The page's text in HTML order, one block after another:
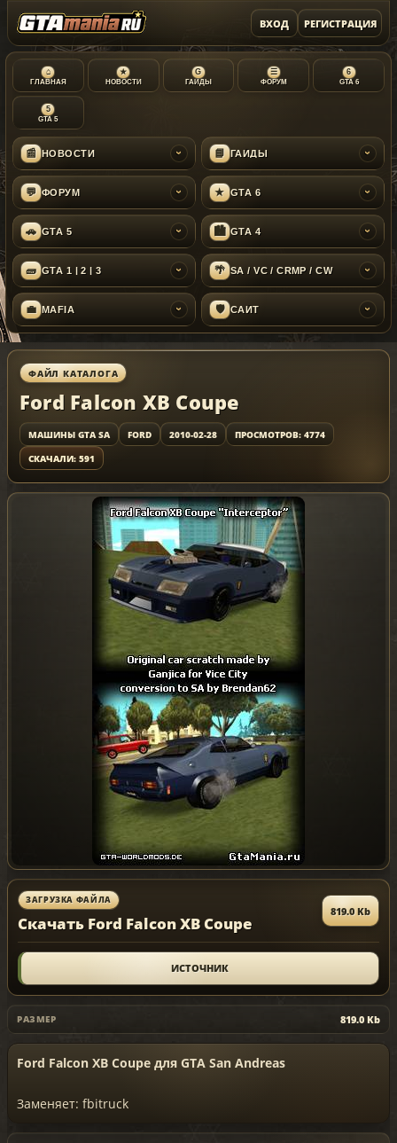
ВХОД РЕГИСТРАЦИЯ
⌂
ГЛАВНАЯ
★
НОВОСТИ
G
ГАЙДЫ
☰
ФОРУМ
6
GTA 6
5
GTA 5
📰 НОВОСТИ › 📘 ГАЙДЫ ›
💬 ФОРУМ › ★ GTA 6 ›
🚗 GTA 5 › 🏙 GTA 4 ›
🧱 GTA 1 | 2 | 3 › 🌴 SA / VC / CRMP / CW ›
💼 MAFIA › 🛡 САЙТ ›
ФАЙЛ КАТАЛОГА
Ford Falcon XB Coupe
МАШИНЫ GTA SA FORD 2010-02-28
ПРОСМОТРОВ: 4774
СКАЧАЛИ: 591
ЗАГРУЗКА ФАЙЛА
Скачать Ford Falcon XB Coupe
819.0 Kb
ИСТОЧНИК
РАЗМЕР 819.0 Kb
Ford Falcon XB Coupe для GTA San Andreas
Заменяет: fbitruck